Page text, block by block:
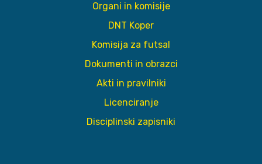
Organi in komisije
DNT Koper
Komisija za futsal
Dokumenti in obrazci
Akti in pravilniki
Licenciranje
Disciplinski zapisniki